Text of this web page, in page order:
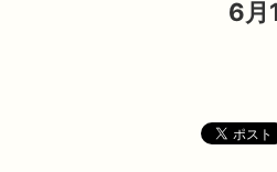
6月